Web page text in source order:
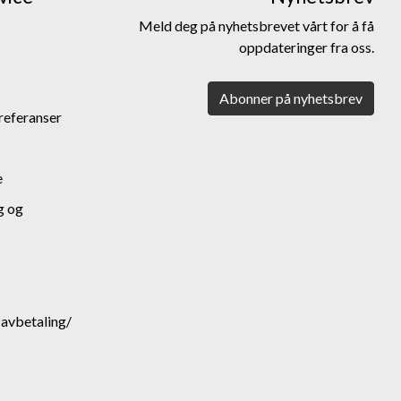
og
Meld deg på nyhetsbrevet vårt for å få
oppdateringer fra oss.
Abonner på nyhetsbrev